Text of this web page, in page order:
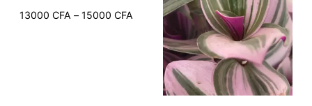
13000 CFA – 15000 CFA
Plage